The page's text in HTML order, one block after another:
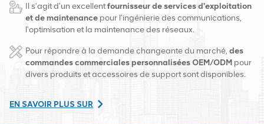
l'heure actuelle, l'entreprise dispose de deux entrepôts
intelligents et de centres de distribution d'usine à Changsha et à
international à Changsha, en Chine. Basés en Chine, nous
exerçons des activités internationales en Asie du Sud-Est, en
Il s'agit d'un excellentfournisseur de services d'exploitation
et de maintenance pour l'ingénierie des communications,
l'optimisation et la maintenance des réseaux.
Pour répondre à la demande changeante du marché,des
commandes commerciales personnalisées OEM/ODM pour
divers produits et accessoires de support sont disponibles.
EN SAVOIR PLUS SUR